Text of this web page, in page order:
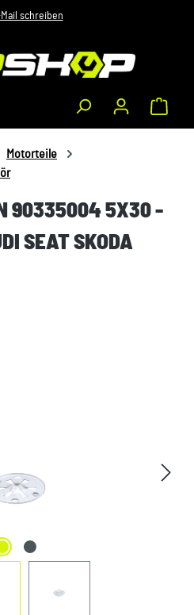
Mail schreiben
Motorteile
N 90335004 5X30 -
SEAT SKODA